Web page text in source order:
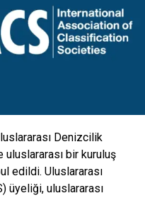
mekanizmalarıyla
kamera, GSM, hoparlör
esneklikte
Denizcilik
uluslararası bir kuruluş
edildi. Uluslararası
üyeliği, uluslararası